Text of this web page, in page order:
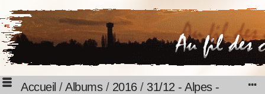
Accueil /Albums/ 2016/ 31/12 - Alpes -